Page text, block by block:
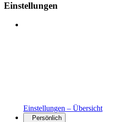
Einstellungen
Einstellungen – Übersicht
Persönlich